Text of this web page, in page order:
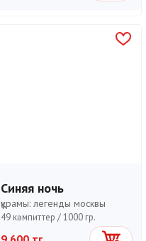
Синяя ночь
құрамы: легенды москвы
49 кәмпиттер /1000 гр.